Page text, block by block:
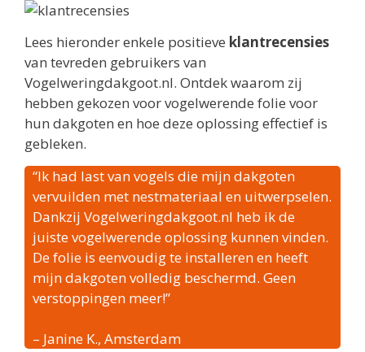
Lees hieronder enkele positieve klantrecensies
van tevreden gebruikers van
Vogelweringdakgoot.nl. Ontdek waarom zij
hebben gekozen voor vogelwerende folie voor
hun dakgoten en hoe deze oplossing effectief is
gebleken.
“Ik had last van vogels die mijn dakgoten
vervuilden met nestmateriaal en uitwerpselen.
Dankzij Vogelweringdakgoot.nl heb ik de
juiste vogelwerende oplossing kunnen vinden.
De folie is eenvoudig te installeren en heeft
mijn dakgoten volledig beschermd. Geen
verstoppingen meer!”
– Janine K., Amsterdam